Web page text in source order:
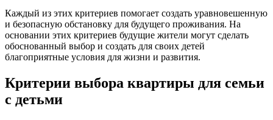
Каждый из этих критериев помогает создать уравновешенную
и безопасную обстановку для будущего проживания. На
основании этих критериев будущие жители могут сделать
обоснованный выбор и создать для своих детей
благоприятные условия для жизни и развития.
Критерии выбора квартиры для семьи
с детьми